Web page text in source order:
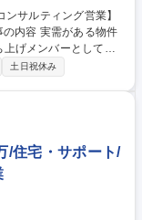
げメンバーとして将
量で今後の進め方を決
と反映されます。 ■4
す。 募集職種
によるリーダー候補
土日祝休み
/住宅・サポート/